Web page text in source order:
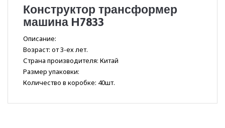
Конструктор трансформер
машина H7833
Описание:
Возраст: от 3-ех лет.
Страна производителя: Китай
Размер упаковки:
Количество в коробке: 40шт.